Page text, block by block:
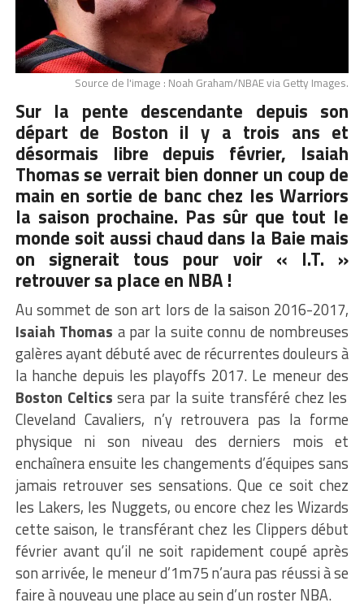
Source de l'image : Noah Graham/NBAE via Getty Images.
Sur la pente descendante depuis son
départ de Boston il y a trois ans et
désormais libre depuis février, Isaiah
Thomas se verrait bien donner un coup de
main en sortie de banc chez les Warriors
la saison prochaine. Pas sûr que tout le
monde soit aussi chaud dans la Baie mais
on signerait tous pour voir « I.T. »
retrouver sa place en NBA !
Au sommet de son art lors de la saison 2016-2017,
Isaiah Thomas a par la suite connu de nombreuses
galères ayant débuté avec de récurrentes douleurs à
la hanche depuis les playoffs 2017. Le meneur des
Boston Celtics sera par la suite transféré chez les
Cleveland Cavaliers, n’y retrouvera pas la forme
physique ni son niveau des derniers mois et
enchaînera ensuite les changements d’équipes sans
jamais retrouver ses sensations. Que ce soit chez
les Lakers, les Nuggets, ou encore chez les Wizards
cette saison, le transférant chez les Clippers début
février avant qu’il ne soit rapidement coupé après
son arrivée, le meneur d’1m75 n’aura pas réussi à se
faire à nouveau une place au sein d’un roster NBA.